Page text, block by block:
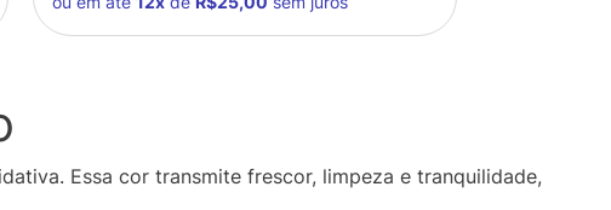
Essa cor transmite frescor, limpeza e tranquilidade,